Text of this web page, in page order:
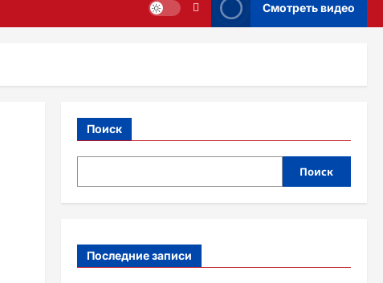
Смотреть видео
Поиск
Поиск
Последние записи